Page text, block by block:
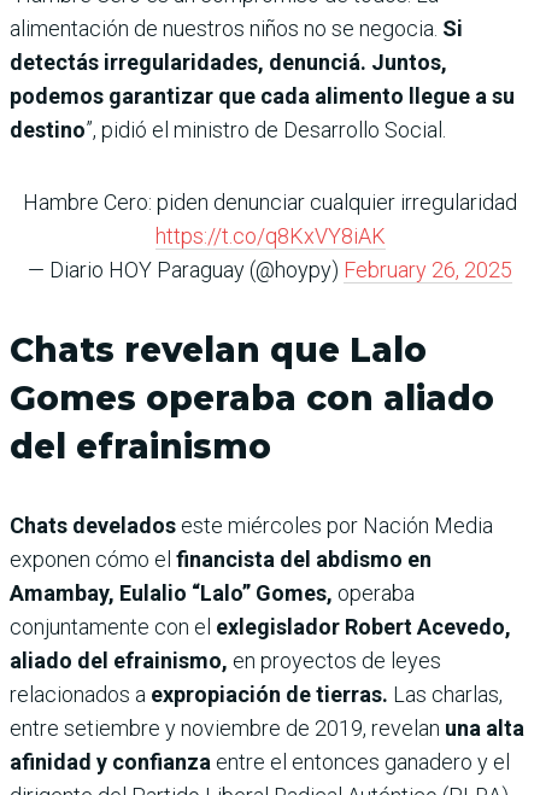
alimentación de nuestros niños no se negocia. Si
detectás irregularidades, denunciá. Juntos,
podemos garantizar que cada alimento llegue a su
destino”, pidió el ministro de Desarrollo Social.
Hambre Cero: piden denunciar cualquier irregularidad
https://t.co/q8KxVY8iAK
— Diario HOY Paraguay (@hoypy) February 26, 2025
Chats revelan que Lalo
Gomes operaba con aliado
del efrainismo
Chats develados este miércoles por Nación Media
exponen cómo el financista del abdismo en
Amambay, Eulalio “Lalo” Gomes, operaba
conjuntamente con el exlegislador Robert Acevedo,
aliado del efrainismo, en proyectos de leyes
relacionados a expropiación de tierras. Las charlas,
entre setiembre y noviembre de 2019, revelan una alta
afinidad y confianza entre el entonces ganadero y el